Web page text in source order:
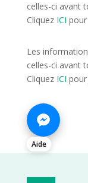
celles-ci avant
Cliquez ICI
Les
celles-ci avant
Cliquez ICI
Aide